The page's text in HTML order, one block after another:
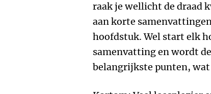
raak je wellicht de draad
aan korte
hoofdstuk. Wel start elk
samenvatting en wordt
belangrijkste punten,